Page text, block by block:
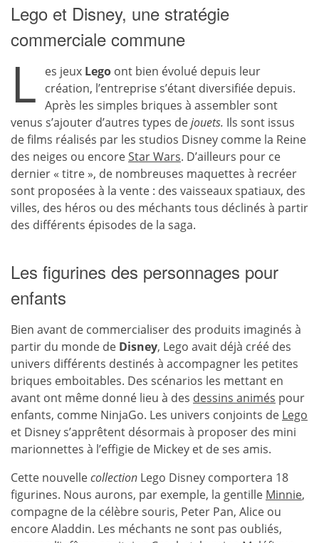
Lego et Disney, une stratégie
commerciale commune
L es jeux Lego ont bien évolué depuis leur
création, l’entreprise s’étant diversifiée depuis.
Après les simples briques à assembler sont
venus s’ajouter d’autres types dejouets. Ils sont issus
de films réalisés par les studios Disney comme la Reine
des neiges ou encoreStar Wars. D’ailleurs pour ce
dernier « titre », de nombreuses maquettes à recréer
sont proposées à la vente : des vaisseaux spatiaux, des
villes, des héros ou des méchants tous déclinés à partir
des différents épisodes de la saga.
Les figurines des personnages pour
enfants
Bien avant de commercialiser des produits imaginés à
partir du monde de Disney, Lego avait déjà créé des
univers différents destinés à accompagner les petites
briques emboitables. Des scénarios les mettant en
avant ont même donné lieu à des dessins animés pour
enfants, comme NinjaGo. Les univers conjoints de Lego
et Disney s’apprêtent désormais à proposer des mini
marionnettes à l’effigie de Mickey et de ses amis.
Cette nouvellecollection Lego Disney comportera 18
figurines. Nous aurons, par exemple, la gentille Minnie,
compagne de la célèbre souris, Peter Pan, Alice ou
encore Aladdin. Les méchants ne sont pas oubliés,